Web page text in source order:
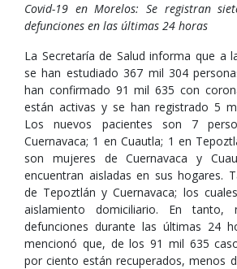
Covid-19 en Morelos: Se registran
defunciones en las últimas 24 horas
La Secretaría de Salud informa que a
se han estudiado 367 mil 304
han confirmado 91 mil 635 con
están activas y se han registrado 5
Los nuevos pacientes son 7
Cuernavaca; 1 en Cuautla; 1 en
son mujeres de Cuernavaca y
encuentran aisladas en sus hogares.
de Tepoztlán y Cuernavaca; los
aislamiento domiciliario. En tanto,
defunciones durante las últimas 24
mencionó que, de los 91 mil 635
por ciento están recuperados, menos